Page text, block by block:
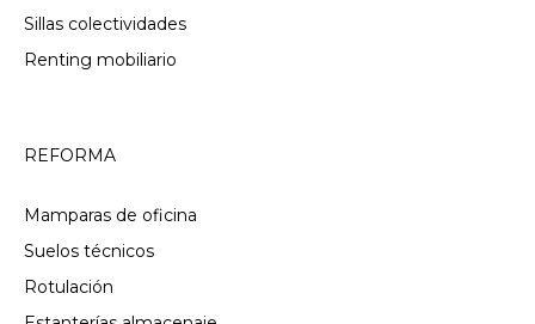
Sillas colectividades
Renting mobiliario
REFORMA
Mamparas de oficina
Suelos técnicos
Rotulación